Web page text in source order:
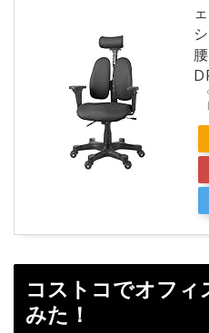
コストコでオフ
みた！